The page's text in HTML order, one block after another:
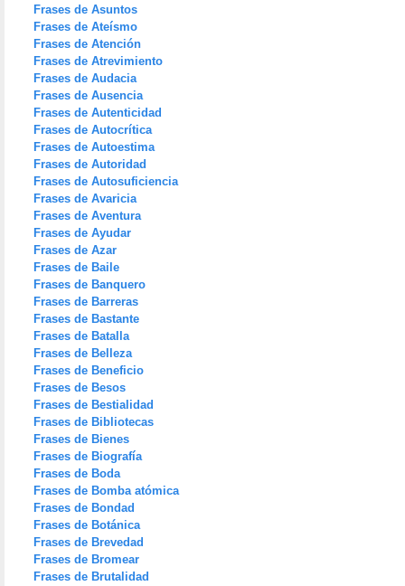
Frases de Asuntos
Frases de Ateísmo
Frases de Atención
Frases de Atrevimiento
Frases de Audacia
Frases de Ausencia
Frases de Autenticidad
Frases de Autocrítica
Frases de Autoestima
Frases de Autoridad
Frases de Autosuficiencia
Frases de Avaricia
Frases de Aventura
Frases de Ayudar
Frases de Azar
Frases de Baile
Frases de Banquero
Frases de Barreras
Frases de Bastante
Frases de Batalla
Frases de Belleza
Frases de Beneficio
Frases de Besos
Frases de Bestialidad
Frases de Bibliotecas
Frases de Bienes
Frases de Biografía
Frases de Boda
Frases de Bomba atómica
Frases de Bondad
Frases de Botánica
Frases de Brevedad
Frases de Bromear
Frases de Brutalidad